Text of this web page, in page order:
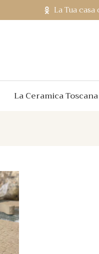
La Tua
La Ceramica Toscana